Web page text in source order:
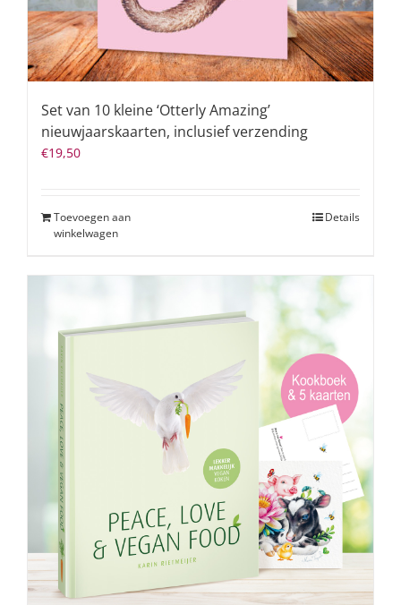
Set van 10 kleine ‘Otterly Amazing’
nieuwjaarskaarten, inclusief verzending
€19,50
Toevoegen aan
winkelwagen
Details